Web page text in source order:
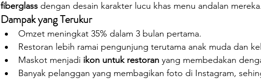
fiberglass dengan desain karakter lucu khas menu andalan mereka.
Dampak yang Terukur
Omzet meningkat 35% dalam 3 bulan pertama.
Restoran lebih ramai pengunjung terutama anak muda dan
Maskot menjadi ikon untuk restoran yang membedakan
Banyak pelanggan yang membagikan foto di Instagram,